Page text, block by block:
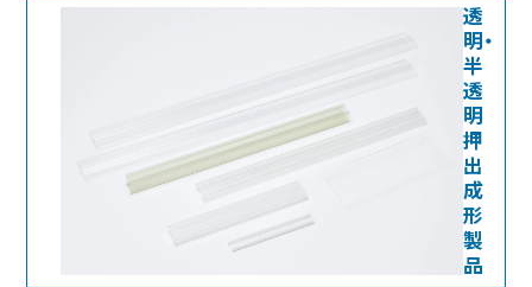
透
明・
半
透
明
押
出
成
形
製
品